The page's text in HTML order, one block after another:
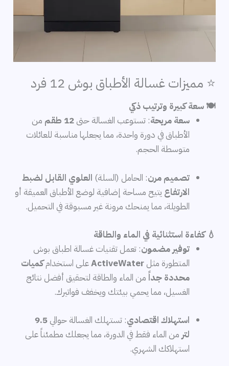
⭐ مميزات غسالة الأطباق بوش 12 فرد
🍽️ سعة كبيرة وترتيب ذكي
سعة مريحة: تستوعب الغسالة حتى12 طقم
من
الأطباق في دورة واحدة، مما يجعلها مناسبة للعائلات
متوسطة الحجم.
تصميم مرن: الحامل (السلة) العلوي القابل لضبط
الارتفاع يتيح مساحة إضافية لوضع الأطباق العميقة أو
الطويلة، مما يمنحك مرونة غير مسبوقة في التحميل.
💧 كفاءة استثنائية في الماء والطاقة
توفير مضمون: تعمل تقنيات غسالة اطباق بوش
المتطورة مثلActiveWaterعلى استخدامكميات
محددة جداً من الماء والطاقة لتحقيق أفضل نتائج
الغسيل، مما يحمي بيئتك ويخفف فواتيرك.
استهلاك اقتصادي: تستهلك الغسالة حوالي9.5
لترمن الماء فقط في الدورة، مما يجعلك مطمئناً على
استهلاكك الشهري.